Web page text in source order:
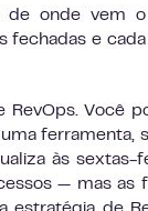
de onde vem
fechadas e
Você
ferramenta,
às sextas-
— mas as